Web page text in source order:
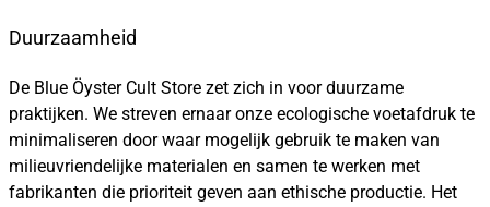
Duurzaamheid
De Blue Öyster Cult Store zet zich in voor duurzame
praktijken. We streven ernaar onze ecologische voetafdruk te
minimaliseren door waar mogelijk gebruik te maken van
milieuvriendelijke materialen en samen te werken met
fabrikanten die prioriteit geven aan ethische productie. Het